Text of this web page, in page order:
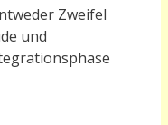
Zweifel
und